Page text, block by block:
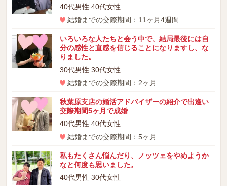
40代男性 40代女性
結婚までの交際期間：11ヶ月4週間
いろいろな人たちと会う中で、結局最後には自
分の感性と直感を信じることになりますし、な
りました。
30代男性 30代女性
結婚までの交際期間：2ヶ月
秋葉原支店の婚活アドバイザーの紹介で出逢い
交際期間5ヶ月で成婚
40代男性 40代女性
結婚までの交際期間：5ヶ月
私もたくさん悩んだり、ノッツェをやめようか
なと何度も思いました。
40代男性 30代女性